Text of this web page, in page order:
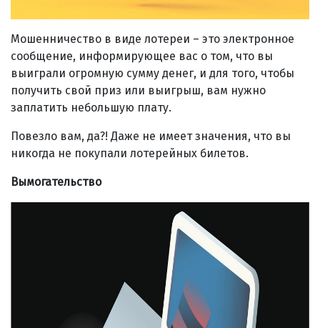
Мошенничество в виде лотереи – это электронное
сообщение, информирующее вас о том, что вы
выиграли огромную сумму денег, и для того, чтобы
получить свой приз или выигрыш, вам нужно
заплатить небольшую плату.
Повезло вам, да?! Даже не имеет значения, что вы
никогда не покупали лотерейных билетов.
Вымогательство